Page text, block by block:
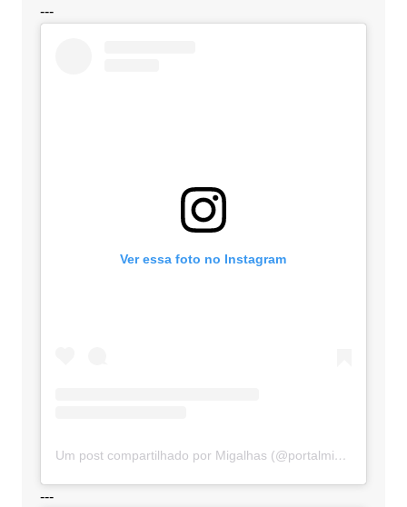
---
Ver essa foto no Instagram
Um post compartilhado por Migalhas (@portalmigalhas)
---